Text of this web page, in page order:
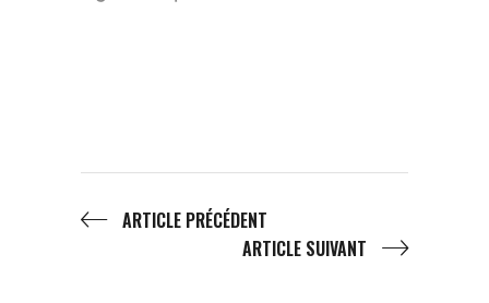
ARTICLE PRÉCÉDENT
ARTICLE SUIVANT